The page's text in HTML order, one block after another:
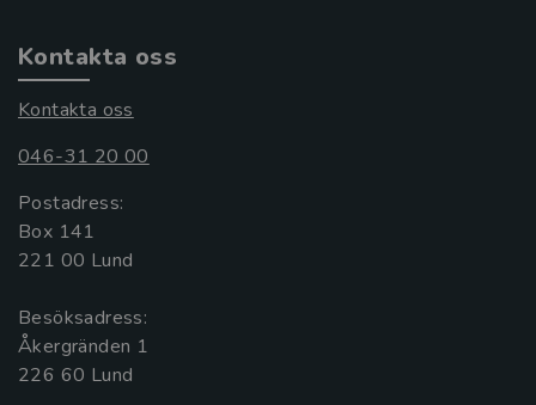
Kontakta oss
Kontakta oss
046-31 20 00
Postadress:
Box 141
221 00 Lund
Besöksadress:
Åkergränden 1